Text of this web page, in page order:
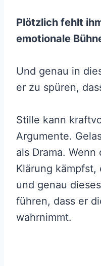
Plötzlich fehlt
emotionale
Und genau in
er zu spüren,
Stille kann
Argumente.
als Drama.
Klärung kämpfst,
und genau
führen, dass er
wahrnimmt.